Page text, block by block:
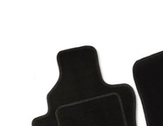
images